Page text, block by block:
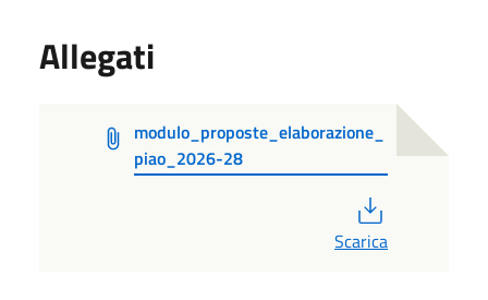
Allegati
modulo_proposte_elaborazione_
piao_2026-28
Scarica